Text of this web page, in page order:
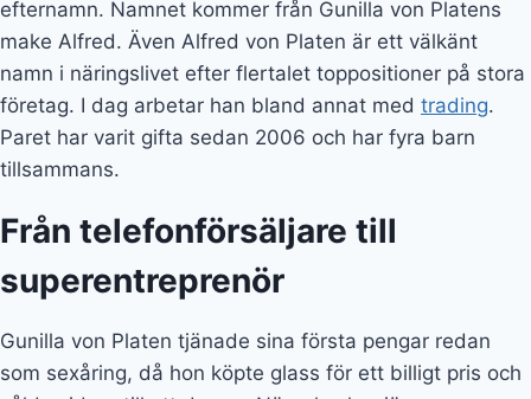
som sexåring, då hon köpte glass för ett billigt pris och
sålde vidare till ett dyrare. När yrkeskarriären sen
inleddes var det just som säljare hon började. Hon
visade prov på stor skicklighet och fick möjlighet att
bygga upp en egen telefonförsäljningsavdelning på
Skandia med inspiration från USA. Avdelningen blev
Det första stora klivet mot att bli en superentreprenör
kom år 2000. Det var nämligen då som Gunilla,
kundserviceföretaget Xzakt Kundrelation. Hon satt som
vd för bolaget fram till år 2010, och övergick därefter till